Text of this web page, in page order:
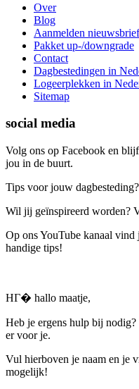
Over
Blog
Aanmelden nieuwsbrief
Pakket up-/downgrade
Contact
Dagbestedingen in
Logeerplekken in
Sitemap
social media
Volg ons op Facebook en
jou in de buurt.
Tips voor jouw
Wil jij geïnspireerd worden?
Op ons YouTube kanaal
handige tips!
HГ� hallo maatje,
Heb je ergens hulp bij
er voor je.
Vul hierboven je naam en je
mogelijk!